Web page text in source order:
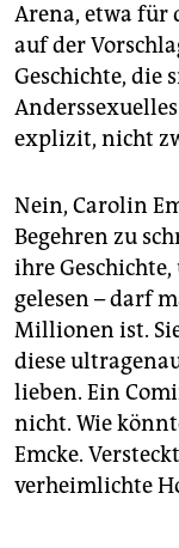
Arena, etwa für
auf der
Geschichte, die
explizit, nicht
Nein, Carolin
Begehren zu
ihre
gelesen – darf
Millionen ist.
diese
lieben. Ein
nicht. Wie
Emcke.
verheimlichte